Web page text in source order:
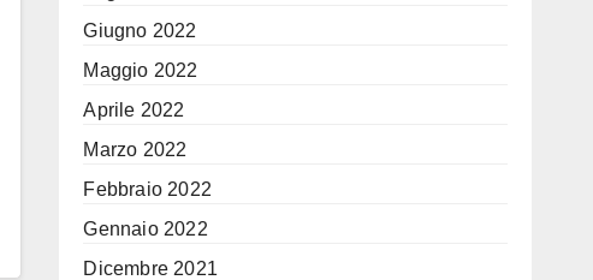
Giugno 2022
Maggio 2022
Aprile 2022
Marzo 2022
Febbraio 2022
Gennaio 2022
Dicembre 2021